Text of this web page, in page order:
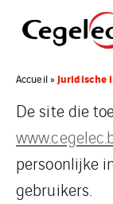
Accueil»Juridische
De site die
persoonlijke
gebruikers.